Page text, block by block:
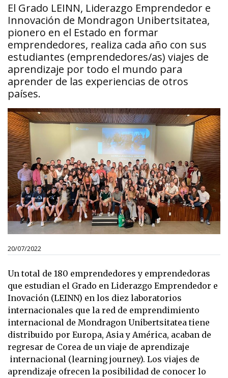
El Grado LEINN, Liderazgo Emprendedor e
Innovación de Mondragon Unibertsitatea,
pionero en el Estado en formar
emprendedores, realiza cada año con sus
estudiantes (emprendedores/as) viajes de
aprendizaje por todo el mundo para
aprender de las experiencias de otros
países.
20/07/2022
Un total de 180 emprendedores y emprendedoras
que estudian el Grado en Liderazgo Emprendedor e
Inovación (LEINN) en los diez laboratorios
internacionales que la red de emprendimiento
internacional de Mondragon Unibertsitatea tiene
distribuido por Europa, Asia y América, acaban de
regresar de Corea de un viaje de aprendizaje
internacional (learning journey). Los viajes de
aprendizaje ofrecen la posibilidad de conocer lo